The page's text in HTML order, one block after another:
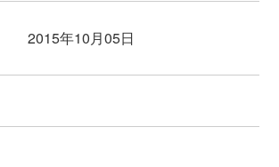
2015年10月05日